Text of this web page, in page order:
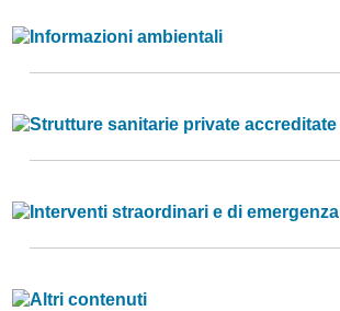
Informazioni ambientali
Strutture sanitarie private accreditate
Interventi straordinari e di emergenza
Altri contenuti